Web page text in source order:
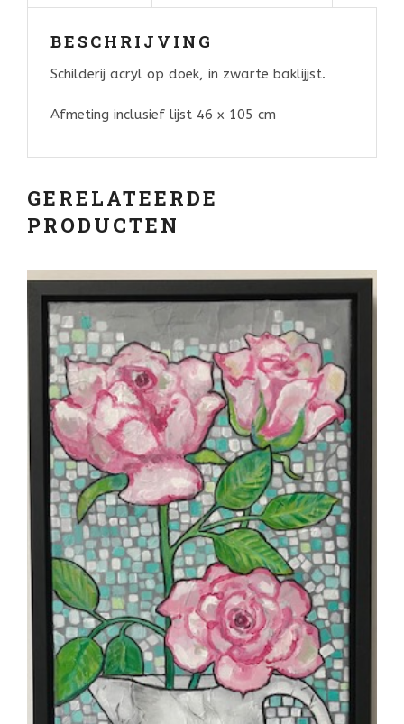
BESCHRIJVING
Schilderij acryl op doek, in zwarte baklijjst.
Afmeting inclusief lijst 46 x 105 cm
GERELATEERDE
PRODUCTEN